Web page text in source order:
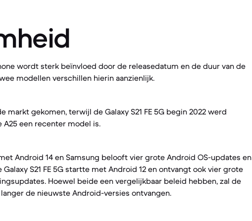
wordt sterk beïnvloed door de releasedatum en de duur van de
modellen verschillen hierin aanzienlijk.
markt gekomen, terwijl de Galaxy S21 FE 5G begin 2022 werd
een recenter model is.
Android 14 en Samsung belooft vier grote Android OS-updates en
S21 FE 5G startte met Android 12 en ontvangt ook vier grote
Hoewel beide een vergelijkbaar beleid hebben, zal de
de nieuwste Android-versies ontvangen.